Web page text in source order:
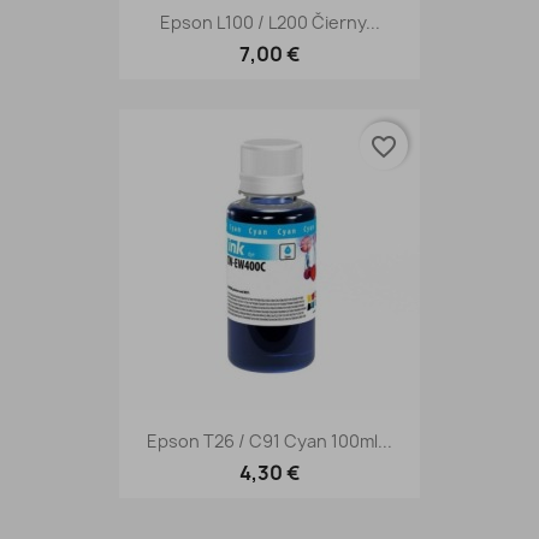
Epson L100 / L200 Čierny...
7,00 €
Epson T26 / C91 Cyan 100ml...
4,30 €
favorite_border